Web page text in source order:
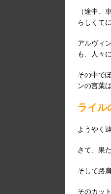
（途中
らしくて
アルヴィ
も、人々
その中で
ンの言葉
ライル
ようやく
さて、果
そして路
そのカッ